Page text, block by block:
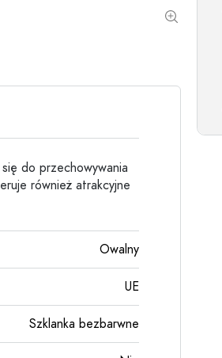
do przechowywania
również atrakcyjne
Owalny
UE
Szklanka bezbarwne